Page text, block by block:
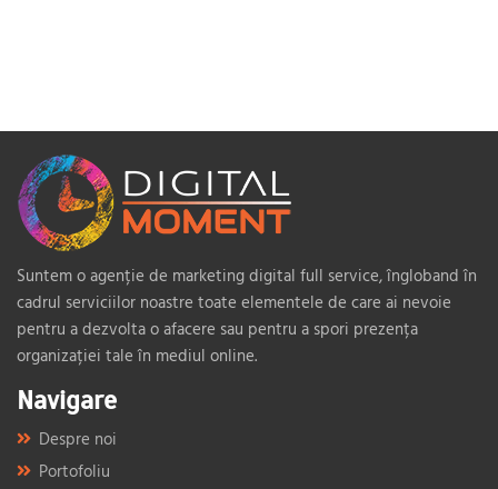
Suntem o agenție de marketing digital full service, îngloband în
cadrul serviciilor noastre toate elementele de care ai nevoie
pentru a dezvolta o afacere sau pentru a spori prezența
organizației tale în mediul online.
Navigare
Despre noi
Portofoliu